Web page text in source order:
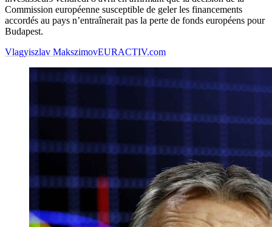
Commission européenne susceptible de geler les financements
accordés au pays n’entraînerait pas la perte de fonds européens pour
Budapest.
Vlagyiszlav MakszimovEURACTIV.com